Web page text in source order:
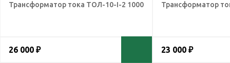
Трансформатор тока ТОЛ-10-I-2 1000
26 000 ₽
Трансформатор
23 000 ₽